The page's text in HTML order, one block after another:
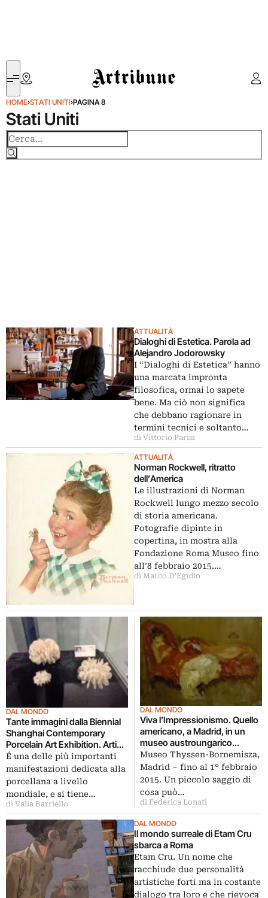
Artribune
HOME›STATI UNITI›PAGINA 8
Stati Uniti
ATTUALITÀ
Dialoghi di Estetica. Parola ad
Alejandro Jodorowsky
I “Dialoghi di Estetica” hanno
una marcata impronta
filosofica, ormai lo sapete
bene. Ma ciò non significa
che debbano ragionare in
termini tecnici e soltanto…
di Vittorio Parisi
ATTUALITÀ
Norman Rockwell, ritratto
dell’America
Le illustrazioni di Norman
Rockwell lungo mezzo secolo
di storia americana.
Fotografie dipinte in
copertina, in mostra alla
Fondazione Roma Museo fino
all’8 febbraio 2015.…
di Marco D'Egidio
DAL MONDO
Tante immagini dalla Biennial
Shanghai Contemporary
Porcelain Art Exhibition. Artisti
da tutto il mondo in Cina per la
quarta edizione: e c’è anche
un po’ di Italia…
É una delle più importanti
manifestazioni dedicata alla
porcellana a livello
mondiale, e si tiene…
di Valia Barriello
DAL MONDO
Viva l’Impressionismo. Quello
americano, a Madrid, in un
museo austroungarico…
Museo Thyssen-Bornemisza,
Madrid – fino al 1° febbraio
2015. Un piccolo saggio di
cosa può…
di Federica Lonati
DAL MONDO
Il mondo surreale di Etam Cru
sbarca a Roma
Etam Cru. Un nome che
racchiude due personalità
artistiche forti ma in costante
dialogo tra loro e che rievoca